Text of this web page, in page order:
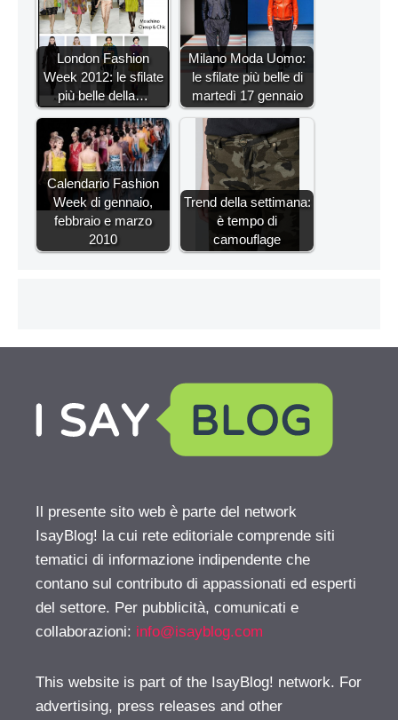
London Fashion
Week 2012: le sfilate
più belle della…
Milano Moda Uomo:
le sfilate più belle di
martedì 17 gennaio
Calendario Fashion
Week di gennaio,
febbraio e marzo
2010
Trend della settimana:
è tempo di
camouflage
Il presente sito web è parte del network
IsayBlog! la cui rete editoriale comprende siti
tematici di informazione indipendente che
contano sul contributo di appassionati ed esperti
del settore. Per pubblicità, comunicati e
collaborazioni: info@isayblog.com
This website is part of the IsayBlog! network. For
advertising, press releases and other